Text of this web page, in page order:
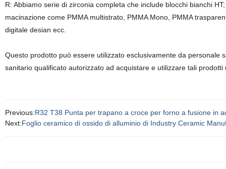
R: Abbiamo serie di zirconia completa che include blocchi bianchi
macinazione come PMMA multistrato, PMMA Mono, PMMA
digitale desian ecc.
Questo prodotto può essere utilizzato esclusivamente da
sanitario qualificato autorizzato ad acquistare e utilizzare tali prodotti
Previous:R32 T38 Punta per trapano a croce per forno a fusione in
Next:Foglio ceramico di ossido di alluminio di Industry Ceramic